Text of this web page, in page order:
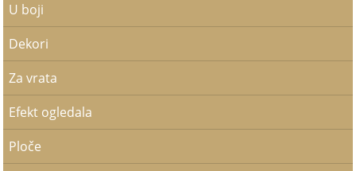
U boji
Dekori
Za vrata
Efekt ogledala
Ploče